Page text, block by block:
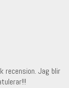
recension. Jag blir